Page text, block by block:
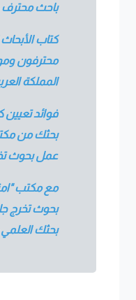
باحث محترف
كتاب
محترفون
المملكة
فوائد
بحثك من
عمل بحوث
مع مكتب
بحوث تخرج
بحثك